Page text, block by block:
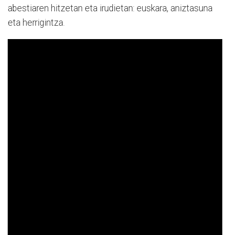
abestiaren hitzetan eta irudietan: euskara, aniztasuna
eta herrigintza.